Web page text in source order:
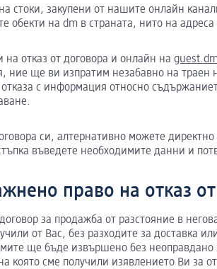
стоки, закупени от нашите онлайн
обекти на dm в страната, нито на
отказ от договора и онлайн на
ние ще ви изпратим незабавно на траен
с информация относно
си, алтернативно можете директно
въведете необходимите данни и
право на отказ
за продажба от разстояние в
от Вас, без разходите за доставка
ще бъде извършено без неоправдано
която сме получили изявлението Ви за